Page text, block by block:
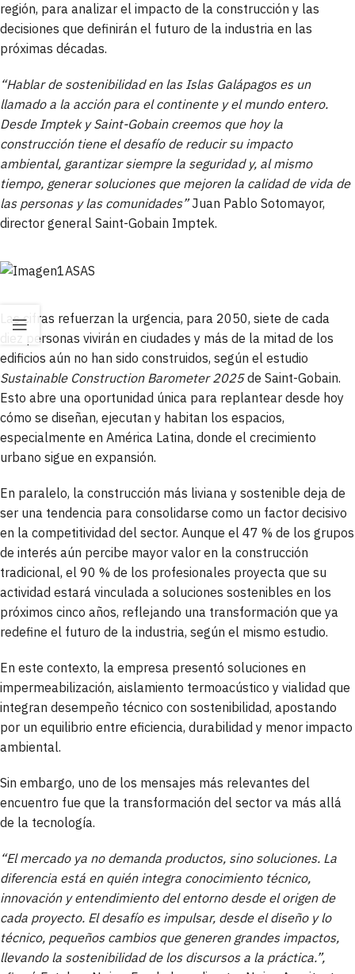
región, para analizar el impacto de la construcción y las
decisiones que definirán el futuro de la industria en las
próximas décadas.
“Hablar de sostenibilidad en las Islas Galápagos es un
llamado a la acción para el continente y el mundo entero.
Desde Imptek y Saint-Gobain creemos que hoy la
construcción tiene el desafío de reducir su impacto
ambiental, garantizar siempre la seguridad y, al mismo
tiempo, generar soluciones que mejoren la calidad de vida de
las personas y las comunidades”Juan Pablo Sotomayor,
director general Saint-Gobain Imptek.
Las cifras refuerzan la urgencia, para 2050, siete de cada
diez personas vivirán en ciudades y más de la mitad de los
edificios aún no han sido construidos, según el estudio
Sustainable Construction Barometer 2025de Saint-Gobain.
Esto abre una oportunidad única para replantear desde hoy
cómo se diseñan, ejecutan y habitan los espacios,
especialmente en América Latina, donde el crecimiento
urbano sigue en expansión.
En paralelo, la construcción más liviana y sostenible deja de
ser una tendencia para consolidarse como un factor decisivo
en la competitividad del sector. Aunque el 47 % de los grupos
de interés aún percibe mayor valor en la construcción
tradicional, el 90 % de los profesionales proyecta que su
actividad estará vinculada a soluciones sostenibles en los
próximos cinco años, reflejando una transformación que ya
redefine el futuro de la industria, según el mismo estudio.
En este contexto, la empresa presentó soluciones en
impermeabilización, aislamiento termoacústico y vialidad que
integran desempeño técnico con sostenibilidad, apostando
por un equilibrio entre eficiencia, durabilidad y menor impacto
ambiental.
Sin embargo, uno de los mensajes más relevantes del
encuentro fue que la transformación del sector va más allá
de la tecnología.
“El mercado ya no demanda productos, sino soluciones. La
diferencia está en quién integra conocimiento técnico,
innovación y entendimiento del entorno desde el origen de
cada proyecto. El desafío es impulsar, desde el diseño y lo
técnico, pequeños cambios que generen grandes impactos,
llevando la sostenibilidad de los discursos a la práctica.”,